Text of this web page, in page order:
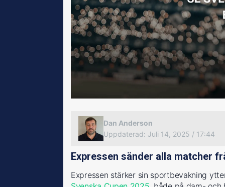
Dan Anderson
Uppdaterad: Juli 14, 2025 / 17:44
Expressen sänder alla matcher
Expressen stärker sin sportbevakning